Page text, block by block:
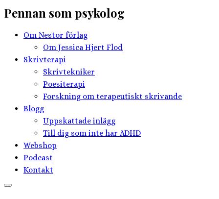
Pennan som psykolog
Om Nestor förlag
Om Jessica Hjert Flod
Skrivterapi
Skrivtekniker
Poesiterapi
Forskning om terapeutiskt skrivande
Blogg
Uppskattade inlägg
Till dig som inte har ADHD
Webshop
Podcast
Kontakt